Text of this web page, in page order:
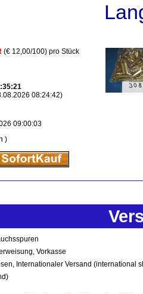
(€ 12,00/100) pro Stück
08:24:42)
09:00:03
)
Vorkasse
Internationaler Versand (international